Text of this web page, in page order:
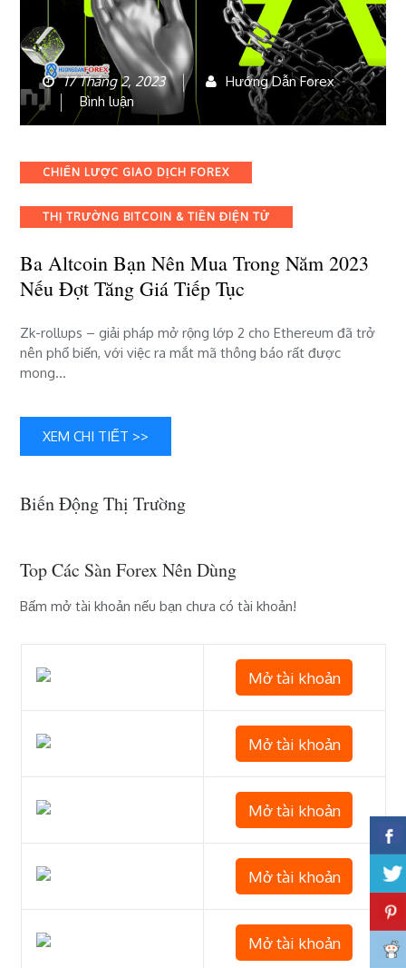
17 Tháng 2, 2023
Hướng Dẫn Forex
Bình luận
altcoin
bạn
mua
năm
2023
nếu
tăng
giá
Categories
CHIẾN LƯỢC GIAO DỊCH FOREX
THỊ TRƯỜNG BITCOIN & TIỀN ĐIỆN TỬ
Ba Altcoin Bạn Nên Mua Trong Năm 2023
Nếu Đợt Tăng Giá Tiếp Tục
Zk-rollups – giải pháp mở rộng lớp 2 cho Ethereum đã trở
nên phổ biến, với việc ra mắt mã thông báo rất được
mong…
XEM CHI TIẾT >>
Biến Động Thị Trường
Top Các Sàn Forex Nên Dùng
Bấm mở tài khoản nếu bạn chưa có tài khoản!
Mở tài khoản
Mở tài khoản
Mở tài khoản
Mở tài khoản
Mở tài khoản